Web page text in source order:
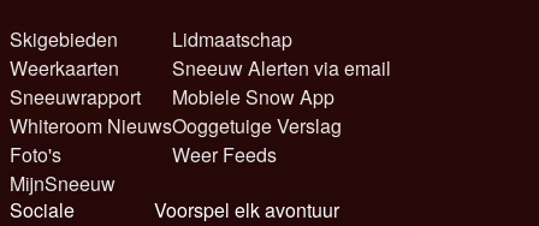
Skigebieden
Weerkaarten
Sneeuwrapport
Whiteroom Nieuws
Foto's
MijnSneeuw
Lidmaatschap
Sneeuw Alerten via email
Mobiele Snow App
Ooggetuige Verslag
Weer Feeds
Sociale
Voorspel elk avontuur